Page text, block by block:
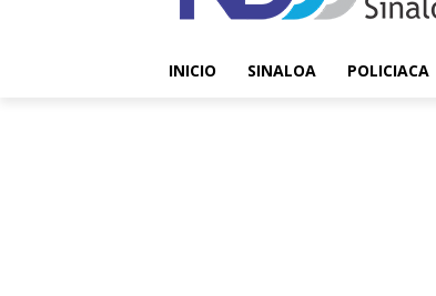
INICIO SINALOA POLICIACA